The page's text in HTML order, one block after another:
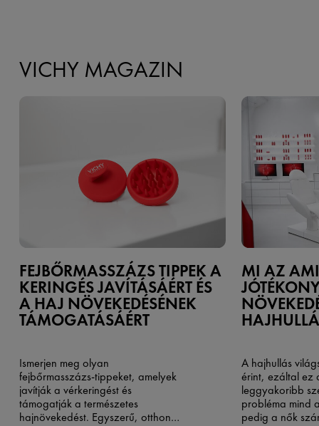
VICHY MAGAZIN
FEJBŐRMASSZÁZS TIPPEK A
KERINGÉS JAVÍTÁSÁÉRT ÉS
A HAJ NÖVEKEDÉSÉNEK
TÁMOGATÁSÁÉRT
Ismerjen meg olyan
fejbőrmasszázs-tippeket, amelyek
javítják a vérkeringést és
támogatják a természetes
hajnövekedést. Egyszerű, otthon
MI AZ
A hajhullás
érint, ezáltal ez
leggyakoribb
probléma mind
pedig a nők